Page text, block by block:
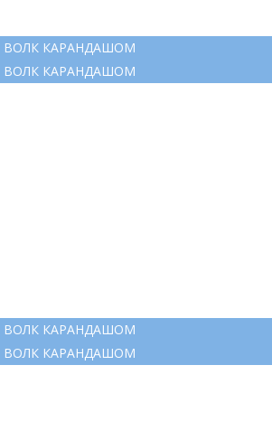
ВОЛК КАРАНДАШОМ
ВОЛК КАРАНДАШОМ
ВОЛК КАРАНДАШОМ
ВОЛК КАРАНДАШОМ